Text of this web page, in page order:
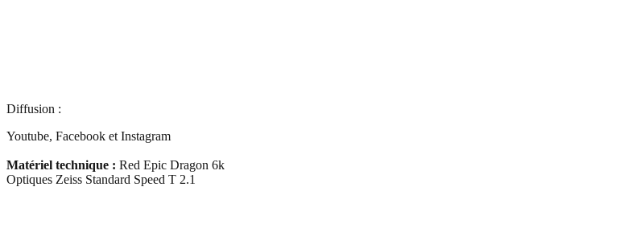
Diffusion :
Youtube, Facebook et Instagram
Matériel technique : Red Epic Dragon 6k
Optiques Zeiss Standard Speed T 2.1